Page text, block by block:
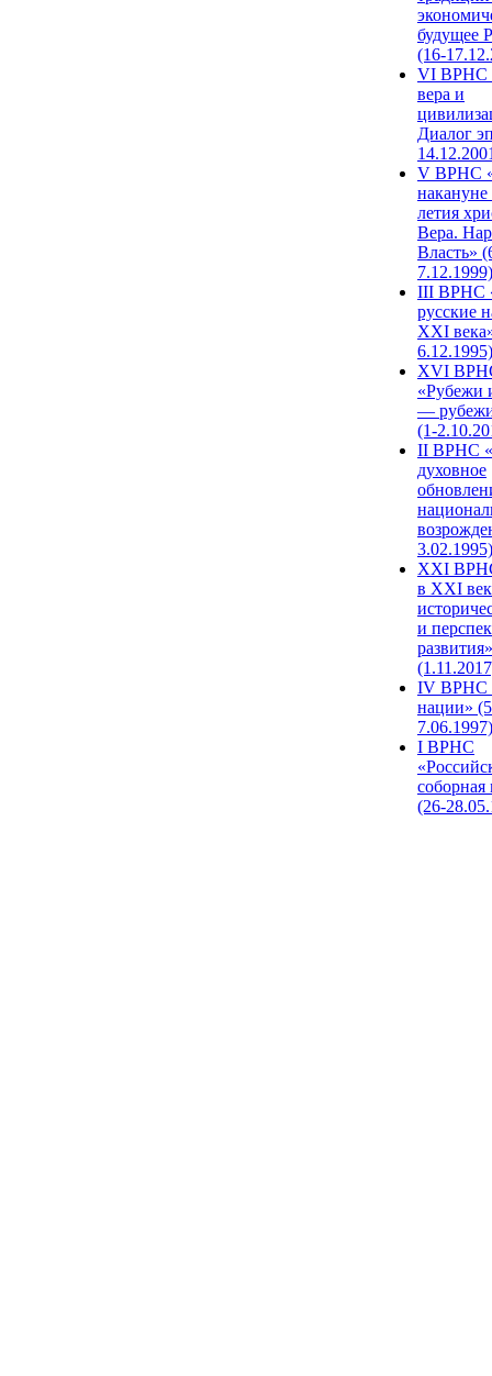
будущее
(16-
VI ВРНС
вера и
Диалог
V ВРНС
накануне
летия
Вера.
Власть»
7.12.1999)
III ВРНС
русские
XXI
6.12.1995)
XVI
«Рубежи
—
(1-
II ВРНС
духовное
3.02.1995)
XХI
в XXI
и
развития»
IV ВРНС
нации»
7.06.1997)
I ВРНС
(26-